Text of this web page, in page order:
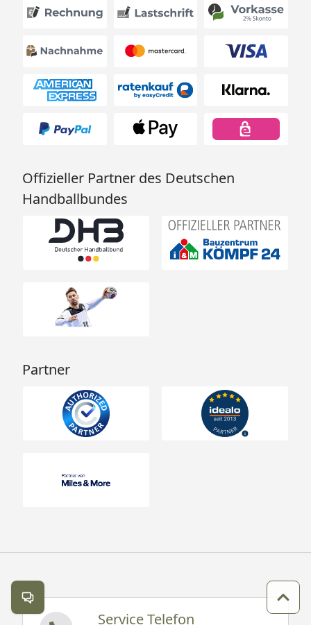
Offizieller Partner des Deutschen
Handballbundes
Partner
Service Telefon
Kontakt öffnen